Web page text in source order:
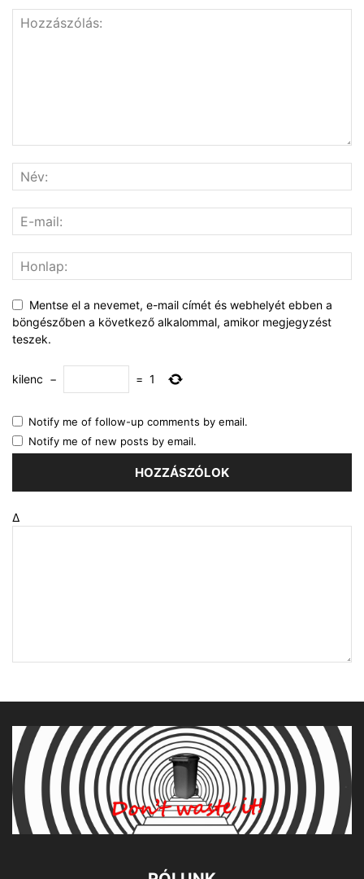
Mentse el a nevemet, e-mail címét és webhelyét ebben a
böngészőben a következő alkalommal, amikor megjegyzést
teszek.
kilenc − = 1
Notify me of follow-up comments by email.
Notify me of new posts by email.
Δ